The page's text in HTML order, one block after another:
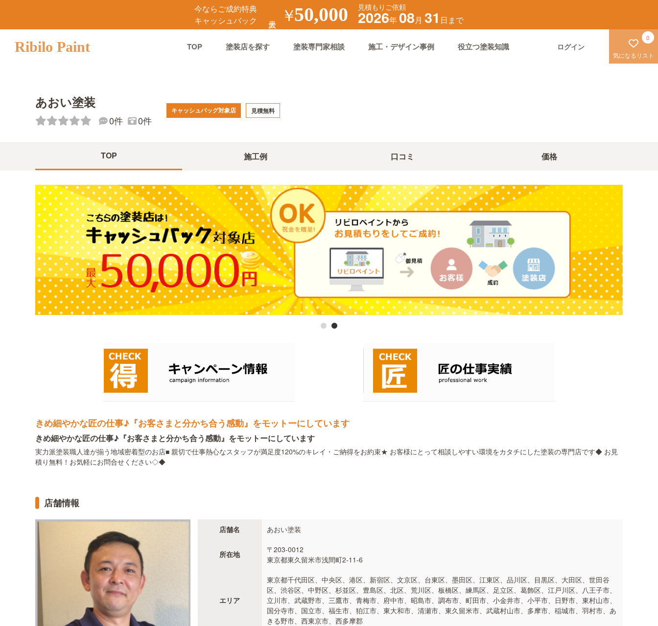
今ならご成約特典
キャッシュバック
￥50,000 見積もりご依頼
2026年08月 31 日まで
Ribilo Paint TOP 塗装店を探す 塗装専門家相談 施工・デザイン事例 役立つ塗装知識 ログイン
気になるリスト
0
あおい塗装
0件 0件
キャッシュバッグ対象店 見積無料
TOP 施工例 口コミ 価格
きめ細やかな匠の仕事♪『お客さまと分かち合う感動』をモットーにしています
きめ細やかな匠の仕事♪『お客さまと分かち合う感動』をモットーにしています
実力派塗装職人達が揃う地域密着型のお店■ 親切で仕事熱心なスタッフが満足度120%のキレイ・ご納得をお約束★ お客様にとって相談しやすい環境をカタチにした塗装の専門店です◆ お見
積り無料！お気軽にお問合せください◇◆
店舗情報
店舗名 あおい塗装
所在地
〒203-0012
東京都東久留米市浅間町2-11-6
エリア
東京都千代田区、中央区、港区、新宿区、文京区、台東区、墨田区、江東区、品川区、目黒区、大田区、世田谷
区、渋谷区、中野区、杉並区、豊島区、北区、荒川区、板橋区、練馬区、足立区、葛飾区、江戸川区、八王子市、
立川市、武蔵野市、三鷹市、青梅市、府中市、昭島市、調布市、町田市、小金井市、小平市、日野市、東村山市、
国分寺市、国立市、福生市、狛江市、東大和市、清瀬市、東久留米市、武蔵村山市、多摩市、稲城市、羽村市、あ
きる野市、西東京市、西多摩郡